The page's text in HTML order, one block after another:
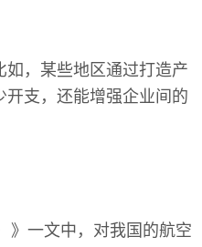
，某些地区通过打造产
支，还能增强企业间的
》一文中，对我国的航空